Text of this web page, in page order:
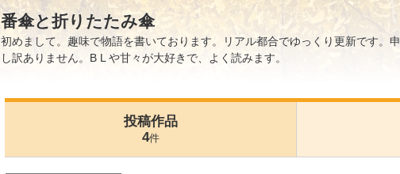
番傘と折りたたみ傘
初めまして。趣味で物語を書いております。リアル都合でゆっくり更新です。申
し訳ありません。B L や甘々が大好きで、よく読みます。
投稿作品
4件